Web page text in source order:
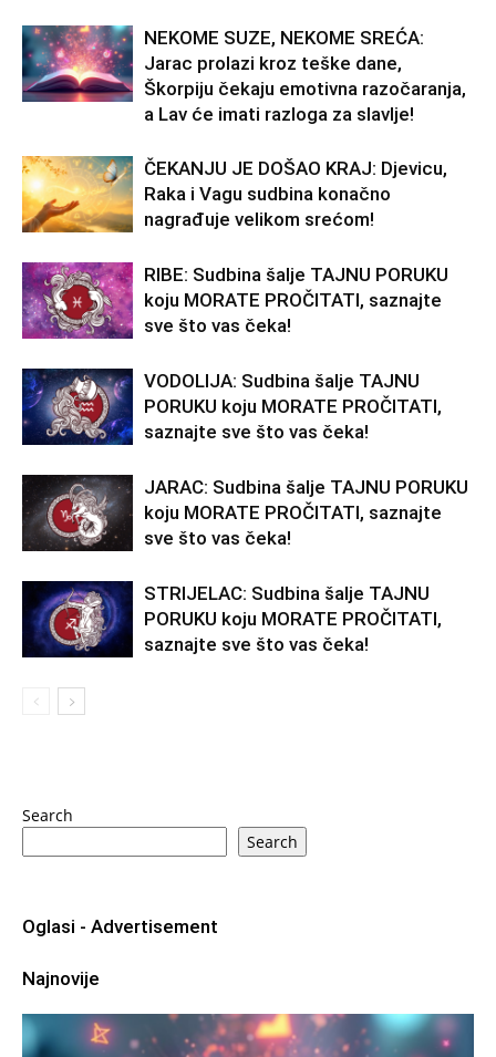
NEKOME SUZE, NEKOME SREĆA:
Jarac prolazi kroz teške dane,
Škorpiju čekaju emotivna razočaranja,
a Lav će imati razloga za slavlje!
ČEKANJU JE DOŠAO KRAJ: Djevicu,
Raka i Vagu sudbina konačno
nagrađuje velikom srećom!
RIBE: Sudbina šalje TAJNU PORUKU
koju MORATE PROČITATI, saznajte
sve što vas čeka!
VODOLIJA: Sudbina šalje TAJNU
PORUKU koju MORATE PROČITATI,
saznajte sve što vas čeka!
JARAC: Sudbina šalje TAJNU PORUKU
koju MORATE PROČITATI, saznajte
sve što vas čeka!
STRIJELAC: Sudbina šalje TAJNU
PORUKU koju MORATE PROČITATI,
saznajte sve što vas čeka!
Search
Search
Oglasi - Advertisement
Najnovije